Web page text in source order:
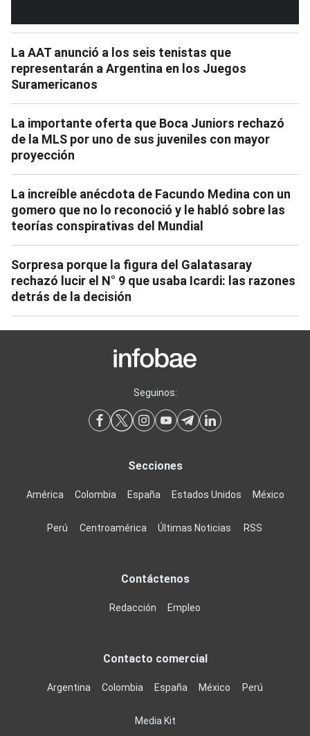
La AAT anunció a los seis tenistas que
representarán a Argentina en los Juegos
Suramericanos
La importante oferta que Boca Juniors rechazó
de la MLS por uno de sus juveniles con mayor
proyección
La increíble anécdota de Facundo Medina con un
gomero que no lo reconoció y le habló sobre las
teorías conspirativas del Mundial
Sorpresa porque la figura del Galatasaray
rechazó lucir el N° 9 que usaba Icardi: las razones
detrás de la decisión
Seguinos:
Secciones
América Colombia España Estados Unidos México
Perú Centroamérica Últimas Noticias RSS
Contáctenos
Redacción Empleo
Contacto comercial
Argentina Colombia España México Perú
Media Kit